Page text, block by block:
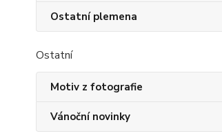
Ostatní plemena
Ostatní
Motiv z fotografie
Vánoční novinky